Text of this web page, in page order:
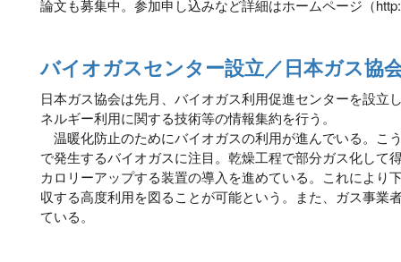
論文も募集中。参加申し込みなど詳細はホームページ（
バイオガスセンター設立／日本ガス協
日本ガス協会は先月、バイオガス利用促進センターを設立
ネルギー利用に関する技術等の情報集約を行う。
温暖化防止のためにバイオガスの利用が進んでいる。こ
で発生するバイオガスに注目。乾燥工程で部分ガス化して
カロリーアップする装置の導入を進めている。これにより
収する高度利用を図ることが可能という。また、ガス事業
ている。